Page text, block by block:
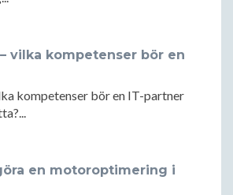
vilka kompetenser bör en
kompetenser bör en IT-partner
en motoroptimering i